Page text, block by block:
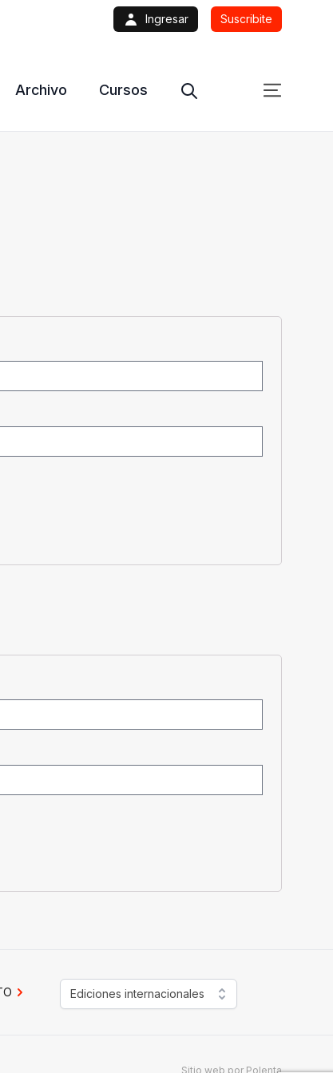
Ingresar Suscribite
Archivo Cursos
Ediciones internacionales
Sitio web por Polenta